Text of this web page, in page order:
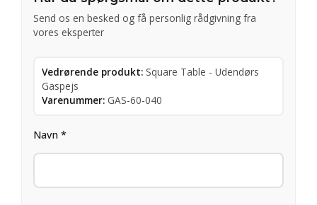
Send os en besked og få personlig rådgivning fra
vores eksperter
Vedrørende produkt: Square Table - Udendørs
Gaspejs
Varenummer: GAS-60-040
Navn *